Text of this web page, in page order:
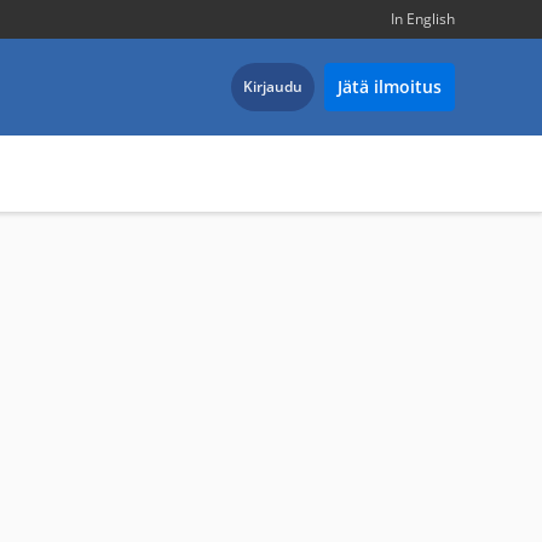
In English
Kirjaudu Jätä ilmoitus